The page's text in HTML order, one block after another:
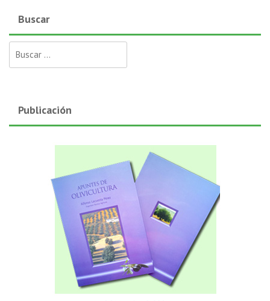
Buscar
Publicación